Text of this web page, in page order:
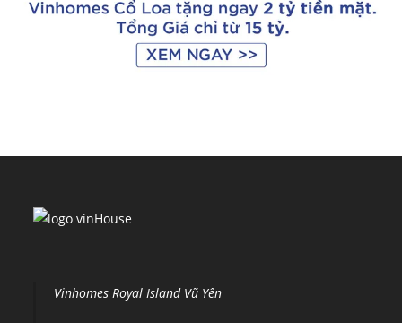
Vinhomes Royal Island Vũ Yên